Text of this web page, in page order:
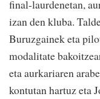
final-laurdenetan,
izan den kluba.
Buruzgainek eta
modalitate
eta aurkariaren
kontutan hartuz eta